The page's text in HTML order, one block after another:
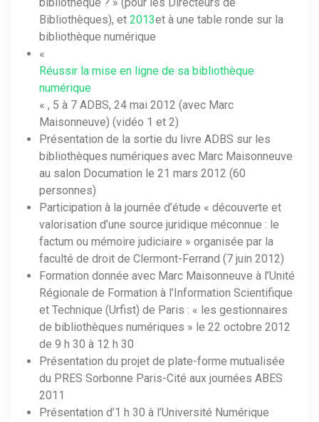
Bibliothèques), et 2013et à une table ronde sur la
bibliothèque numérique
«
Réussir la mise en ligne de sa bibliothèque
numérique
« , 5 à 7 ADBS, 24 mai 2012 (avec Marc
Maisonneuve) (vidéo 1 et 2)
Présentation de la sortie du livre ADBS sur les
bibliothèques numériques avec Marc Maisonneuve
au salon Documation le 21 mars 2012 (60
personnes)
Participation à la journée d’étude « découverte et
valorisation d’une source juridique méconnue : le
factum ou mémoire judiciaire » organisée par la
faculté de droit de Clermont-Ferrand (7 juin 2012)
Formation donnée avec Marc Maisonneuve à l’Unité
Régionale de Formation à l’Information Scientifique
et Technique (Urfist) de Paris : « les gestionnaires
de bibliothèques numériques » le 22 octobre 2012
de 9 h 30 à 12 h 30
Présentation du projet de plate-forme mutualisée
du PRES Sorbonne Paris-Cité aux journées ABES
2011
Présentation d’1 h 30 à l’Université Numérique